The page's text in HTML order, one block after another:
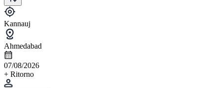
Kannauj
Ahmedabad
07/08/2026
+ Ritorno